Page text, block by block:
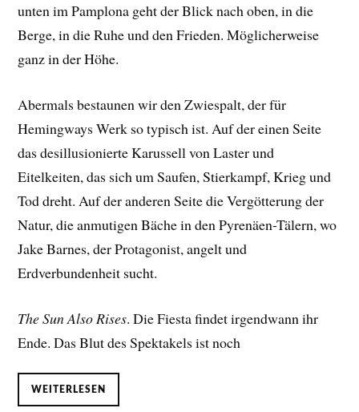
unten im Pamplona geht der Blick nach oben, in die
Berge, in die Ruhe und den Frieden. Möglicherweise
ganz in der Höhe.
Abermals bestaunen wir den Zwiespalt, der für
Hemingways Werk so typisch ist. Auf der einen Seite
das desillusionierte Karussell von Laster und
Eitelkeiten, das sich um Saufen, Stierkampf, Krieg und
Tod dreht. Auf der anderen Seite die Vergötterung der
Natur, die anmutigen Bäche in den Pyrenäen-Tälern, wo
Jake Barnes, der Protagonist, angelt und
Erdverbundenheit sucht.
The Sun Also Rises. Die Fiesta findet irgendwann ihr
Ende. Das Blut des Spektakels ist noch
WEITERLESEN